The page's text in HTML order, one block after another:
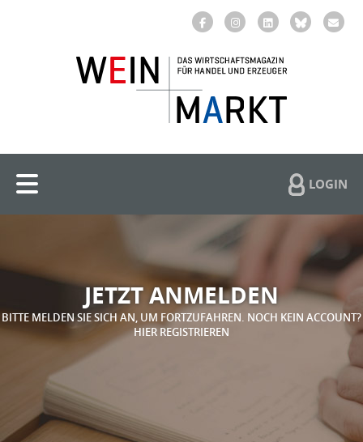
LOGIN
JETZT ANMELDEN
BITTE MELDEN SIE SICH AN, UM FORTZUFAHREN. NOCH KEIN ACCOUNT?
HIER REGISTRIEREN